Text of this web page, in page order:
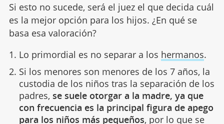
Si esto no sucede, será el juez el que decida cuál
es la mejor opción para los hijos. ¿En qué se
basa esa valoración?
Lo primordial es no separar a los hermanos.
Si los menores son menores de los 7 años, la
custodia de los niños tras la separación de los
padres, se suele otorgar a la madre, ya que
con frecuencia es la principal figura de apego
para los niños más pequeños, por lo que se